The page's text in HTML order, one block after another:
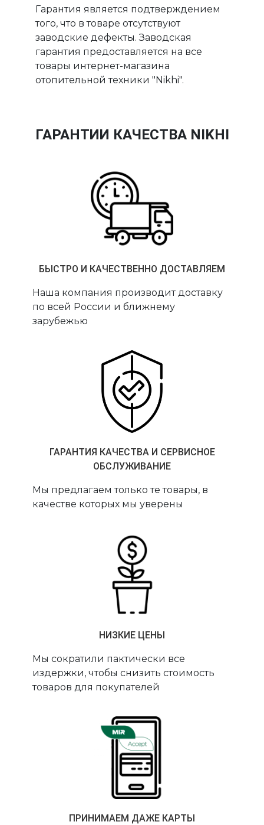
Гарантия является подтверждением
того, что в товаре отсутствуют
заводские дефекты. Заводская
гарантия предоставляется на все
товары интернет-магазина
отопительной техники "Nikhi".
ГАРАНТИИ КАЧЕСТВА NIKHI
БЫСТРО И КАЧЕСТВЕННО ДОСТАВЛЯЕМ
Наша компания производит доставку
по всей России и ближнему
зарубежью
ГАРАНТИЯ КАЧЕСТВА И СЕРВИСНОЕ
ОБСЛУЖИВАНИЕ
Мы предлагаем только те товары, в
качестве которых мы уверены
НИЗКИЕ ЦЕНЫ
Мы сократили пактически все
издержки, чтобы снизить стоимость
товаров для покупателей
ПРИНИМАЕМ ДАЖЕ КАРТЫ